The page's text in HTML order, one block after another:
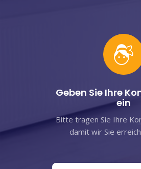
Geben Sie Ihre
ein
Bitte tragen Sie Ihre
damit wir Sie